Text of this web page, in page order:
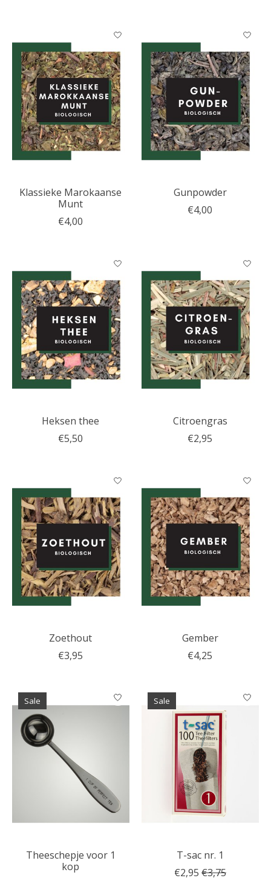
Klassieke Marokaanse
Munt
€4,00
Gunpowder
€4,00
Heksen thee
€5,50
Citroengras
€2,95
Zoethout
€3,95
Gember
€4,25
Sale
Theeschepje voor 1
kop
Sale
T-sac nr. 1
€2,95 €3,75